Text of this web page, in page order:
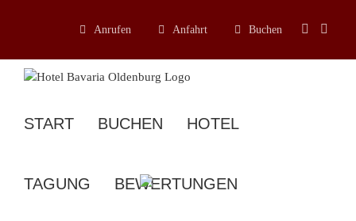
Anrufen Anfahrt Buchen
START BUCHEN HOTEL
TAGUNG BEWERTUNGEN